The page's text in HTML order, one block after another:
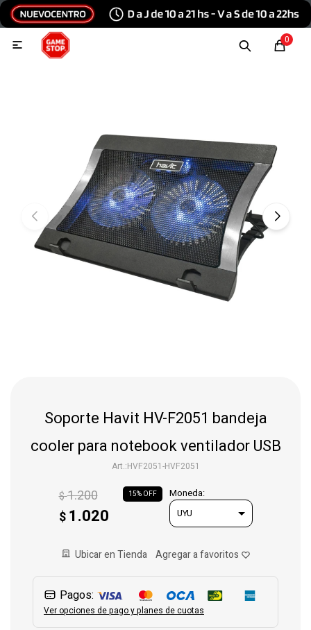
0

Soporte Havit HV-F2051 bandeja
cooler para notebook ventilador USB
HVF2051-HVF2051
$ 1.020
$1.200 15 Moneda:
Ubicar en Tienda
Pagos:
Ver opciones de pago y planes de cuotas
Tecnología e Informática
Audio y video
Conexiones
Consolas y videojuegos
Juguetes